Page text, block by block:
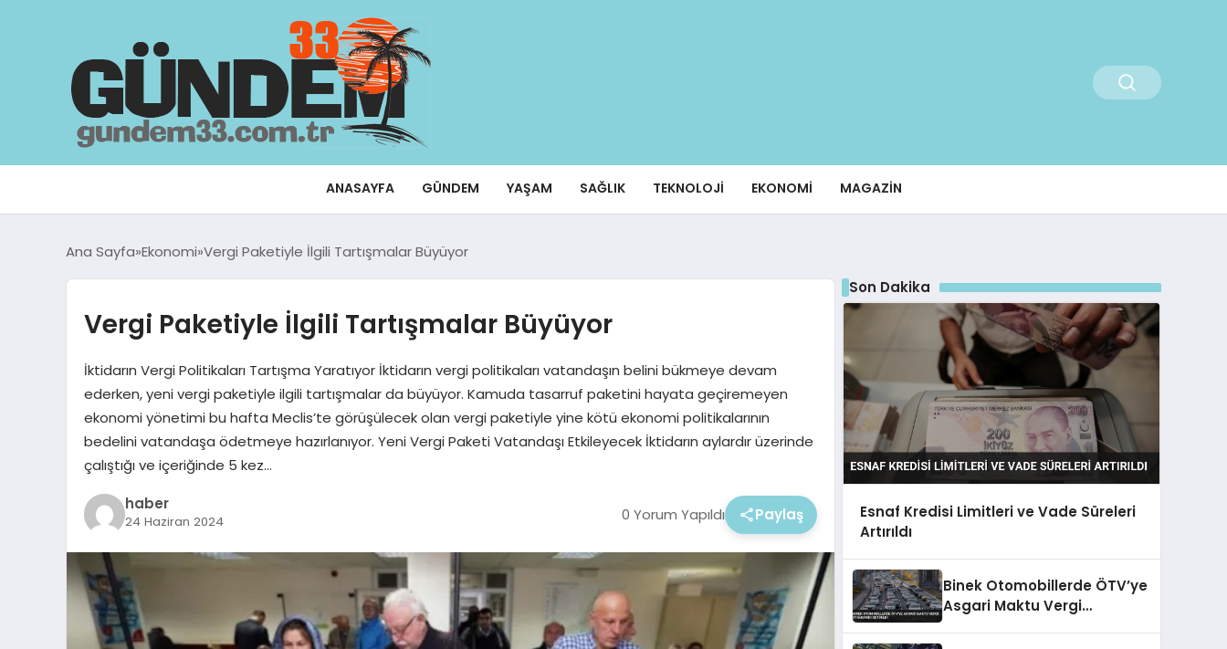
ANASAYFA GÜNDEM YAŞAM SAĞLIK TEKNOLOJI EKONOMI MAGAZIN
Ana Sayfa Ekonomi Vergi Paketiyle İlgili Tartışmalar Büyüyor
Vergi Paketiyle İlgili Tartışmalar Büyüyor
İktidarın Vergi Politikaları Tartışma Yaratıyor İktidarın vergi politikaları vatandaşın belini bükmeye devam
ederken, yeni vergi paketiyle ilgili tartışmalar da büyüyor. Kamuda tasarruf paketini hayata geçiremeyen
ekonomi yönetimi bu hafta Meclis’te görüşülecek olan vergi paketiyle yine kötü ekonomi politikalarının
bedelini vatandaşa ödetmeye hazırlanıyor. Yeni Vergi Paketi Vatandaşı Etkileyecek İktidarın aylardır üzerinde
çalıştığı ve içeriğinde 5 kez…
haber
24 Haziran 2024 0 Yorum Yapıldı Paylaş
Son Dakika
Esnaf Kredisi Limitleri ve Vade Süreleri
Artırıldı
Binek Otomobillerde ÖTV’ye
Asgari Maktu Vergi